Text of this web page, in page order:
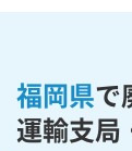
福岡県で
運輸支局